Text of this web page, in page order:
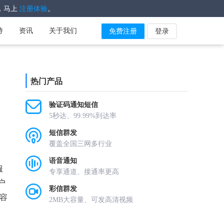
马上 注册体验。
资讯 关于我们 免费注册 登录
热门产品
验证码通知短信
5秒达、99.99%到达率
短信群发
覆盖全国三网多行业
语音通知
专享通道、接通率更高
彩信群发
2MB大容量、可发高清视频